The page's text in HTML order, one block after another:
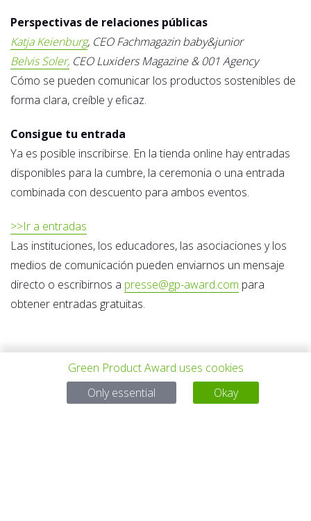
Perspectivas de relaciones públicas
Katja Keienburg, CEO Fachmagazin baby&junior
Belvis Soler, CEO Luxiders Magazine & 001 Agency
Cómo se pueden comunicar los productos sostenibles de
forma clara, creíble y eficaz.
Consigue tu entrada
Ya es posible inscribirse. En la tienda online hay entradas
disponibles para la cumbre, la ceremonia o una entrada
combinada con descuento para ambos eventos.
>>Ir a entradas
Las instituciones, los educadores, las asociaciones y los
medios de comunicación pueden enviarnos un mensaje
directo o escribirnos a presse@gp-award.com para
obtener entradas gratuitas.
Green Product Award uses cookies
Only essential
Okay